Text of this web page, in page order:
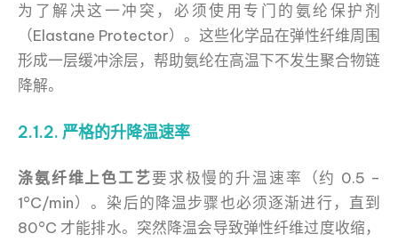
为了解决这一冲突，必须使用专门的氨纶保护剂
（Elastane Protector）。这些化学品在弹性纤维周围
形成一层缓冲涂层，帮助氨纶在高温下不发生聚合物链
降解。
2.1.2. 严格的升降温速率
涤氨纤维上色工艺要求极慢的升温速率（约 0.5 –
1°C/min）。染后的降温步骤也必须逐渐进行，直到
80°C 才能排水。突然降温会导致弹性纤维过度收缩，